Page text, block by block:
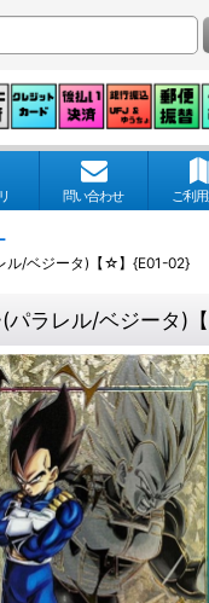
問い合わせ ご利
ル/ベジータ)【☆】{E01-02}
(パラレル/ベジータ)